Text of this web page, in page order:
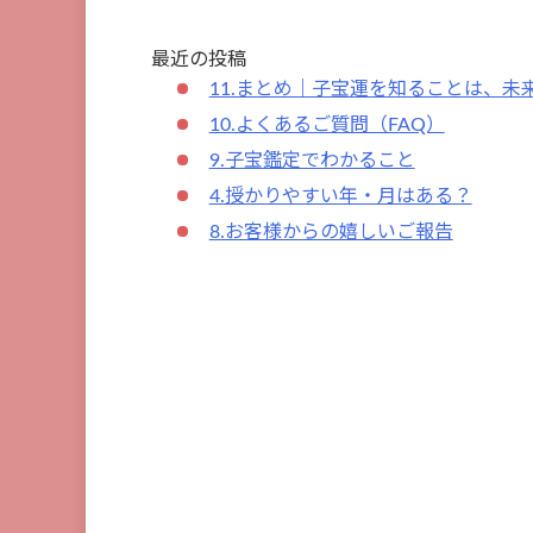
最近の投稿
11.まとめ｜子宝運を知ることは、未
10.よくあるご質問（FAQ）
9.子宝鑑定でわかること
4.授かりやすい年・月はある？
8.お客様からの嬉しいご報告